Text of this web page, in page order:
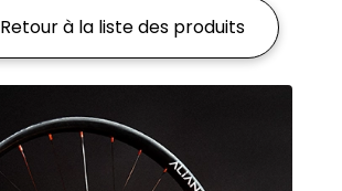
Retour à la liste des produits